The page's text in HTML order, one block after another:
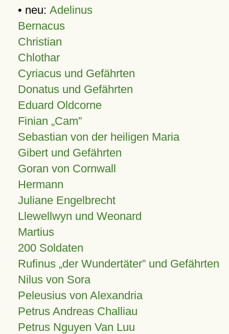
• neu: Adelinus
Bernacus
Christian
Chlothar
Cyriacus und Gefährten
Donatus und Gefährten
Eduard Oldcorne
Finian Cam
Sebastian von der heiligen Maria
Gibert und Gefährten
Goran von Cornwall
Hermann
Juliane Engelbrecht
Llewellwyn und Weonard
Martius
200 Soldaten
Rufinus „der Wundertäter” und Gefährten
Nilus von Sora
Peleusius von Alexandria
Petrus Andreas Challiau
Petrus Nguyen Van Luu